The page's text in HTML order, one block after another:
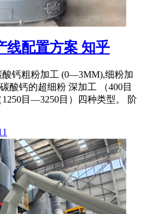
线配置方案 知乎
钙粗粉加工 (0—3MM),细粉加
酸钙的超细粉 深加工 （400目
1250目—3250目）四种类型。 阶